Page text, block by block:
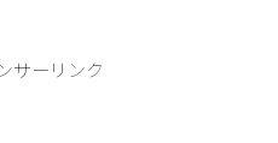
サーリンク